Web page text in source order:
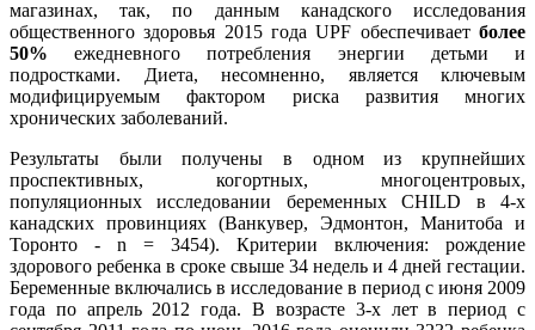
магазинах, так, по данным канадского исследования
общественного здоровья 2015 года UPF обеспечивает более
50% ежедневного потребления энергии детьми и
подростками. Диета, несомненно, является ключевым
модифицируемым фактором риска развития многих
хронических заболеваний.
Результаты были получены в одном из крупнейших
проспективных, когортных, многоцентровых,
популяционных исследовании беременных CHILD в 4-х
канадских провинциях (Ванкувер, Эдмонтон, Манитоба и
Торонто - n = 3454). Критерии включения: рождение
здорового ребенка в сроке свыше 34 недель и 4 дней гестации.
Беременные включались в исследование в период с июня 2009
года по апрель 2012 года. В возрасте 3-х лет в период с